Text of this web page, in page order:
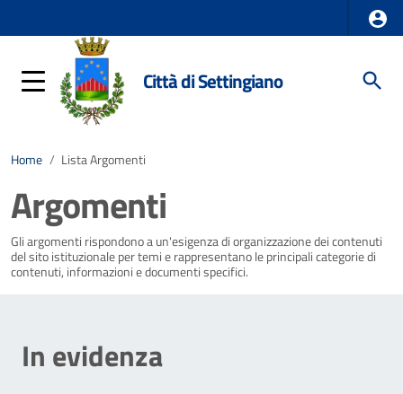
Città di Settingiano
Home / Lista Argomenti
Argomenti
Gli argomenti rispondono a un'esigenza di organizzazione dei contenuti
del sito istituzionale per temi e rappresentano le principali categorie di
contenuti, informazioni e documenti specifici.
In evidenza